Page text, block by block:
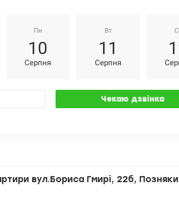
Пн
10
Серпня
Вт
11
Серпня
вул.Бориса Гмирі, 22б,